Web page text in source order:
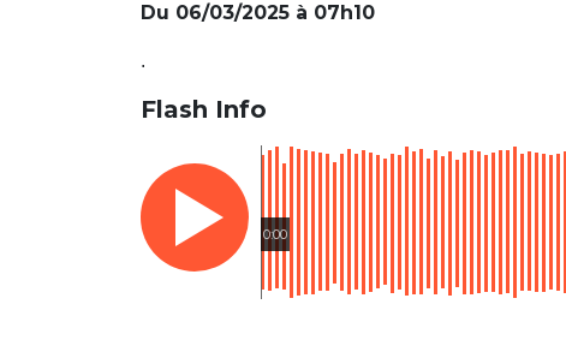
Du 06/03/2025 à 07h10
.
Flash Info
0:00